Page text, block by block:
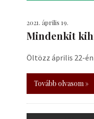
2021. április 19.
Mindenkit
Öltözz április 22-
Tovább olvasom »